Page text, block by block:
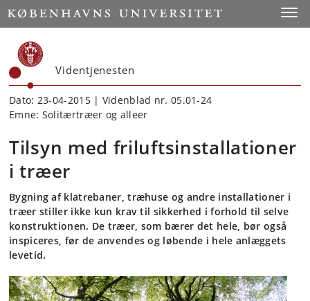
Start
Videntjenesten
Dato: 23-04-2015 | Videnblad nr. 05.01-24
Emne: Solitærtræer og alleer
Tilsyn med friluftsinstallationer
i træer
Bygning af klatrebaner, træhuse og andre installationer i
træer stiller ikke kun krav til sikkerhed i forhold til selve
konstruktionen. De træer, som bærer det hele, bør også
inspiceres, før de anvendes og løbende i hele anlæggets
levetid.